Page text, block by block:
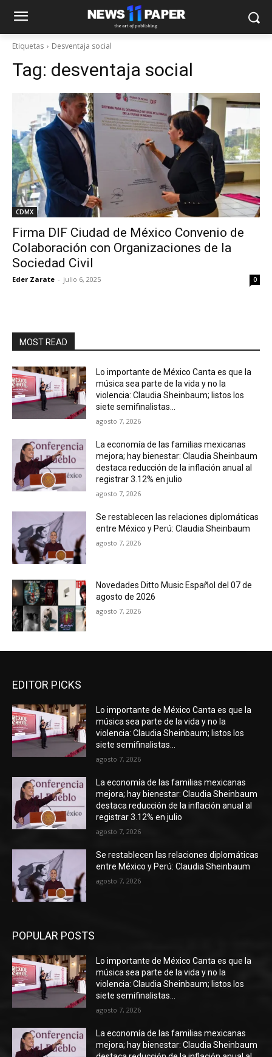
Etiquetas Desventaja social
Tag: desventaja social
CDMX
Firma DIF Ciudad de México Convenio de
Colaboración con Organizaciones de la
Sociedad Civil
Eder Zarate - julio 6, 2025 0
MOST READ
Lo importante de México Canta es que la
música sea parte de la vida y no la
violencia: Claudia Sheinbaum; listos los
siete semifinalistas...
agosto 7, 2026
La economía de las familias mexicanas
mejora; hay bienestar: Claudia Sheinbaum
destaca reducción de la inflación anual al
registrar 3.12% en julio
agosto 7, 2026
Se restablecen las relaciones diplomáticas
entre México y Perú: Claudia Sheinbaum
agosto 7, 2026
Novedades Ditto Music Español del 07 de
agosto de 2026
agosto 7, 2026
EDITOR PICKS
Lo importante de México Canta es que la
música sea parte de la vida y no la
violencia: Claudia Sheinbaum; listos los
siete semifinalistas...
agosto 7, 2026
La economía de las familias mexicanas
mejora; hay bienestar: Claudia Sheinbaum
destaca reducción de la inflación anual al
registrar 3.12% en julio
agosto 7, 2026
Se restablecen las relaciones diplomáticas
entre México y Perú: Claudia Sheinbaum
agosto 7, 2026
POPULAR POSTS
Lo importante de México Canta es que la
música sea parte de la vida y no la
violencia: Claudia Sheinbaum; listos los
siete semifinalistas...
agosto 7, 2026
La economía de las familias mexicanas
mejora; hay bienestar: Claudia Sheinbaum